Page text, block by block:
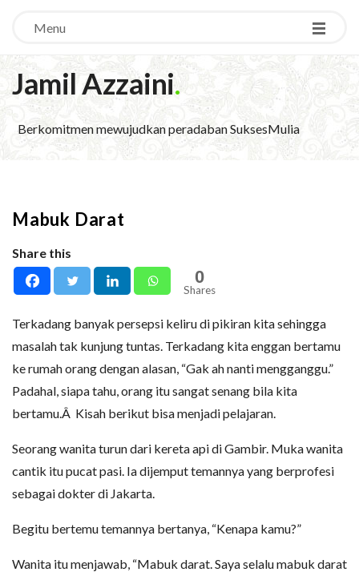
Menu
Jamil Azzaini.
Berkomitmen mewujudkan peradaban SuksesMulia
Mabuk Darat
Share this
0
Shares
Terkadang banyak persepsi keliru di pikiran kita sehingga
masalah tak kunjung tuntas. Terkadang kita enggan bertamu
ke rumah orang dengan alasan, “Gak ah nanti mengganggu.”
Padahal, siapa tahu, orang itu sangat senang bila kita
bertamu.Â Kisah berikut bisa menjadi pelajaran.
Seorang wanita turun dari kereta api di Gambir. Muka wanita
cantik itu pucat pasi. Ia dijemput temannya yang berprofesi
sebagai dokter di Jakarta.
Begitu bertemu temannya bertanya, “Kenapa kamu?”
Wanita itu menjawab, “Mabuk darat. Saya selalu mabuk darat